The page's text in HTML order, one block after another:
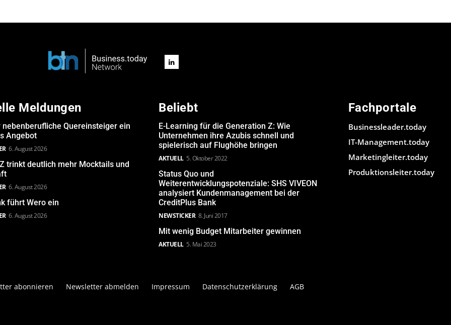
Meldungen
Quereinsteiger ein
Angebot
6. August 2026
trinkt deutlich mehr Mocktails und
6. August 2026
führt Wero ein
6. August 2026
Beliebt
E-Learning für die Generation Z: Wie
Unternehmen ihre Azubis schnell und
spielerisch auf Flughöhe bringen
AKTUELL 5. Oktober 2022
Status Quo und
Weiterentwicklungspotenziale: SHS VIVEON
analysiert Kundenmanagement bei der
CreditPlus Bank
NEWSTICKER 8. Juni 2017
Mit wenig Budget Mitarbeiter gewinnen
AKTUELL 5. Mai 2023
Fachportale
Businessleader.today
IT-Management.today
Marketingleiter.today
Produktionsleiter.today
abonnieren Newsletter abmelden Impressum Datenschutzerklärung AGB